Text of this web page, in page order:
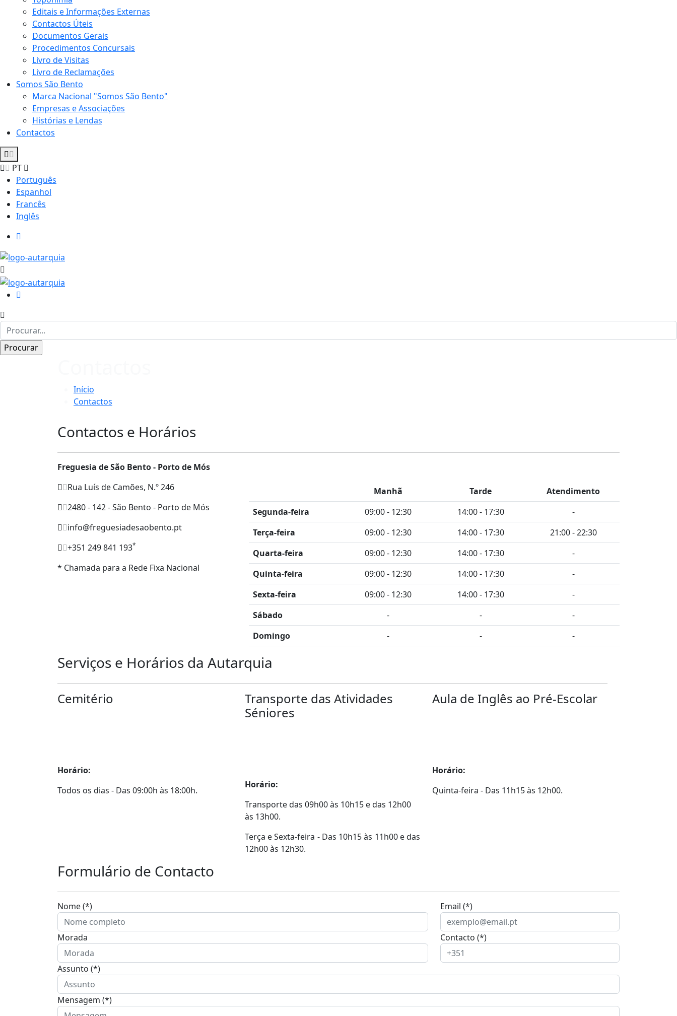
Editais e Informações Externas
Contactos Úteis
Documentos Gerais
Procedimentos Concursais
Livro de Visitas
Livro de Reclamações
Somos São Bento
Marca Nacional "Somos São Bento"
Empresas e Associações
Histórias e Lendas
Contactos
PT
Português
Espanhol
Francês
Inglês
Início
Contactos
Contactos e Horários
Freguesia de São Bento - Porto de Mós
Rua Luís de Camões, N.º 246
2480 - 142 - São Bento - Porto de Mós
info@freguesiadesaobento.pt
+351 249 841 193*
* Chamada para a Rede Fixa Nacional
Manhã Tarde
Atendimento
Segunda-feira
09:00 - 12:30 14:00 - 17:30
-
Terça-feira
09:00 - 12:30 14:00 - 17:30
21:00 - 22:30
Quarta-feira
09:00 - 12:30 14:00 - 17:30
-
Quinta-feira
09:00 - 12:30 14:00 - 17:30
-
Sexta-feira
09:00 - 12:30 14:00 - 17:30
-
Sábado
- -
-
Domingo
- - -
Serviços e Horários da Autarquia
Cemitério
Horário:
Todos os dias - Das 09:00h às 18:00h.
Transporte das Atividades
Séniores
Horário:
Transporte das 09h00 às 10h15 e das 12h00
às 13h00.
Terça e Sexta-feira - Das 10h15 às 11h00 e das
12h00 às 12h30.
Aula de Inglês ao Pré-Escolar
Horário:
Quinta-feira - Das 11h15 às 12h00.
Formulário de Contacto
Nome (*) Email (*)
Morada Contacto (*)
Assunto (*)
Mensagem (*)